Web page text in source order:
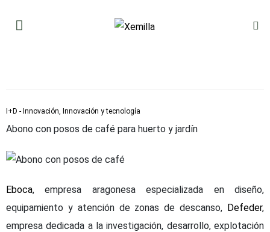
I+D - Innovación, Innovación y tecnología
Abono con posos de café para huerto y jardín
Eboca, empresa aragonesa especializada en diseño,
equipamiento y atención de zonas de descanso, Defeder,
empresa dedicada a la investigación, desarrollo, explotación